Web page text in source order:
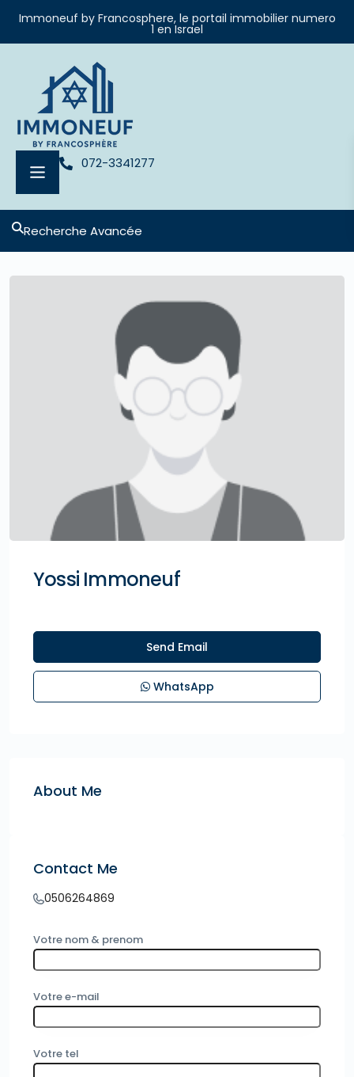
Immoneuf by Francosphere, le portail immobilier numero
1 en Israel
072-3341277
Recherche Avancée
Yossi Immoneuf
Send Email
WhatsApp
About Me
Contact Me
0506264869
Votre nom & prenom
Votre e-mail
Votre tel